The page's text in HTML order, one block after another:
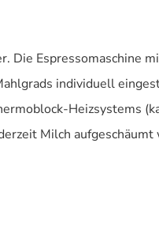
Die Espressomaschine
individuell
Heizsystems
Milch aufgeschäumt